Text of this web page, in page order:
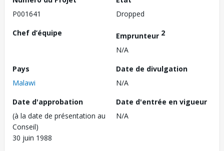
P001641
Dropped
Chef d’équipe
Emprunteur 2
N/A
Pays
Malawi
Date de divulgation
N/A
Date d'approbation
(à la date de présentation au
Conseil)
30 juin 1988
Date d'entrée en vigueur
N/A